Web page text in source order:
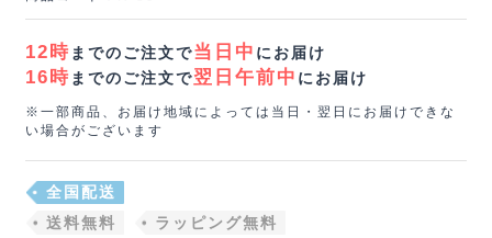
12時 までのご注文で当日中 にお届け
16時 までのご注文で翌日午前中 にお届け
※一部商品、お届け地域によっては当日・翌日にお届けできな
い場合がございます
全国配送
送料無料
ラッピング無料